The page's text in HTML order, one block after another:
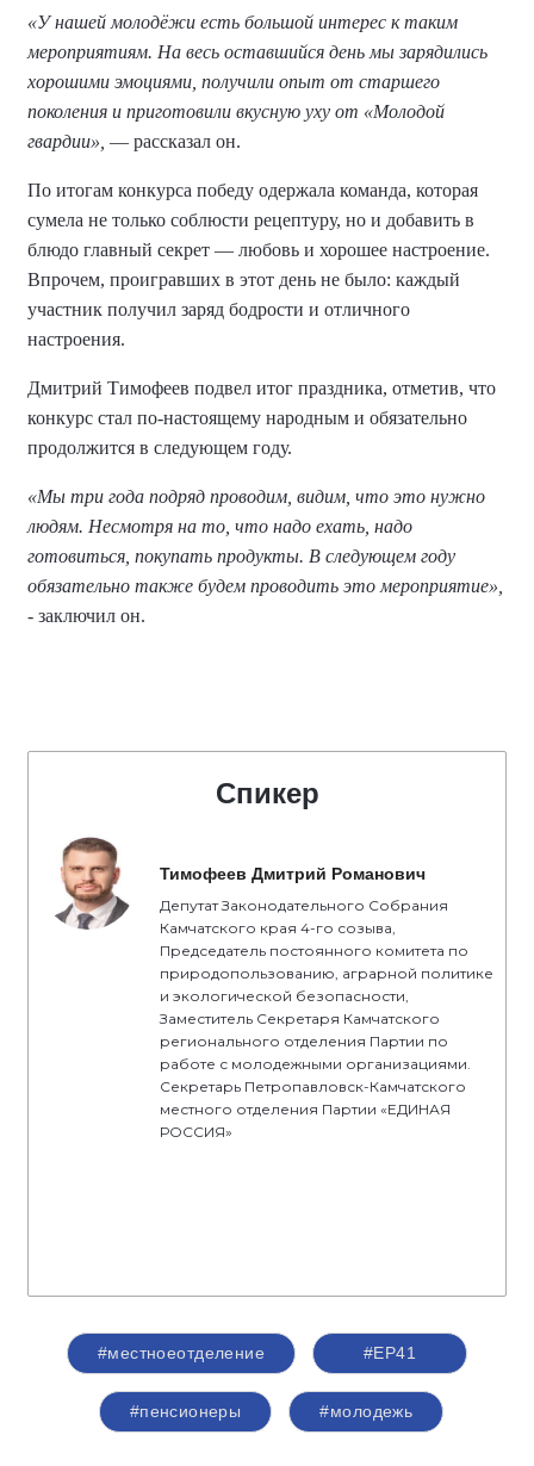
«У нашей молодёжи есть большой интерес к таким
мероприятиям. На весь оставшийся день мы зарядились
хорошими эмоциями, получили опыт от старшего
поколения и приготовили вкусную уху от «Молодой
гвардии», — рассказал он.
По итогам конкурса победу одержала команда, которая
сумела не только соблюсти рецептуру, но и добавить в
блюдо главный секрет — любовь и хорошее настроение.
Впрочем, проигравших в этот день не было: каждый
участник получил заряд бодрости и отличного
настроения.
Дмитрий Тимофеев подвел итог праздника, отметив, что
конкурс стал по-настоящему народным и обязательно
продолжится в следующем году.
«Мы три года подряд проводим, видим, что это нужно
людям. Несмотря на то, что надо ехать, надо
готовиться, покупать продукты. В следующем году
обязательно также будем проводить это мероприятие»,
- заключил он.
Спикер
Тимофеев Дмитрий Романович
Депутат Законодательного Собрания
Камчатского края 4-го созыва,
Председатель постоянного комитета по
природопользованию, аграрной политике
и экологической безопасности,
Заместитель Секретаря Камчатского
регионального отделения Партии по
работе с молодежными организациями.
Секретарь Петропавловск-Камчатского
местного отделения Партии «ЕДИНАЯ
РОССИЯ»
#местноеотделение #ЕР41
#пенсионеры #молодежь